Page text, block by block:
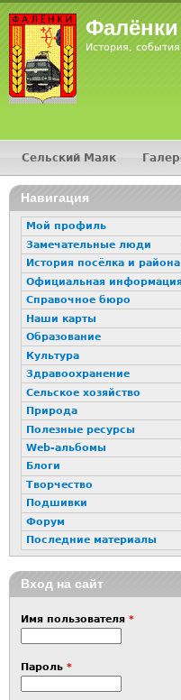
История,
Главное меню
Сельский Маяк
Навигация
Мой профиль
Замечательные люди
История посёлка и района
Официальная
Справочное бюро
Наши карты
Образование
Культура
Здравоохранение
Сельское хозяйство
Природа
Полезные ресурсы
Web-альбомы
Блоги
Творчество
Подшивки
Форум
Последние материалы
Вход на сайт
Имя пользователя *
Пароль *